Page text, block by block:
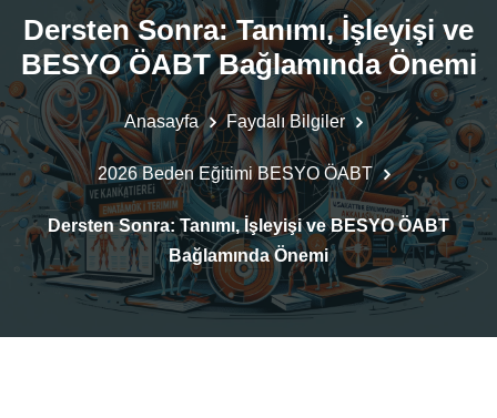
Dersten Sonra: Tanımı, İşleyişi ve
BESYO ÖABT Bağlamında Önemi
Anasayfa Faydalı Bilgiler
2026 Beden Eğitimi BESYO ÖABT
Dersten Sonra: Tanımı, İşleyişi ve BESYO ÖABT
Bağlamında Önemi